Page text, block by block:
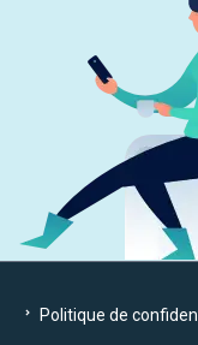
Politique de